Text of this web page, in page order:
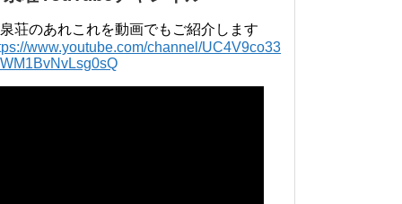
荘のあれこれを動画でもご紹介します
www.youtube.com/channel/UC4V9co33